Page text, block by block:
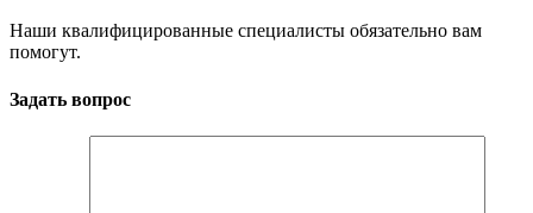
Наши квалифицированные специалисты обязательно вам
помогут.
Задать вопрос